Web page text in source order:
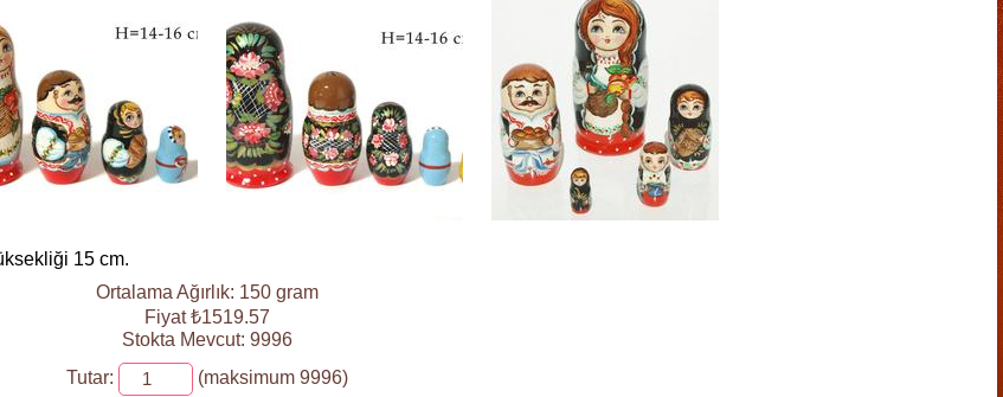
15 cm.
Ortalama Ağırlık: 150 gram
Fiyat ₺1519.57
Stokta Mevcut: 9996
Tutar:
(maksimum 9996)